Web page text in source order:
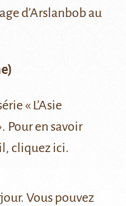
d’Arslanbobau
« L’Asie
. Pour en savoir
cliquez ici.
. Vous pouvez